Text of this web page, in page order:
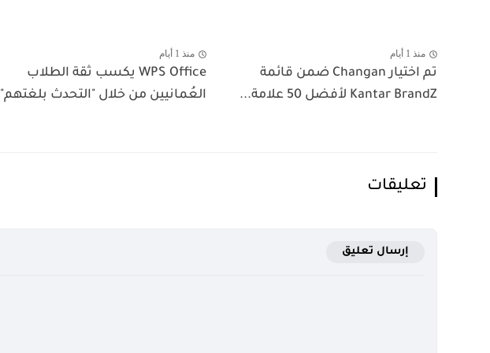
منذ 1 أيام
تم اختيار Changan ضمن قائمة
Kantar BrandZ لأفضل 50 علامة...
منذ 1 أيام
WPS Office يكسب ثقة الطلاب
العُمانيين من خلال "التحدث بلغتهم"
تعليقات
إرسال تعليق